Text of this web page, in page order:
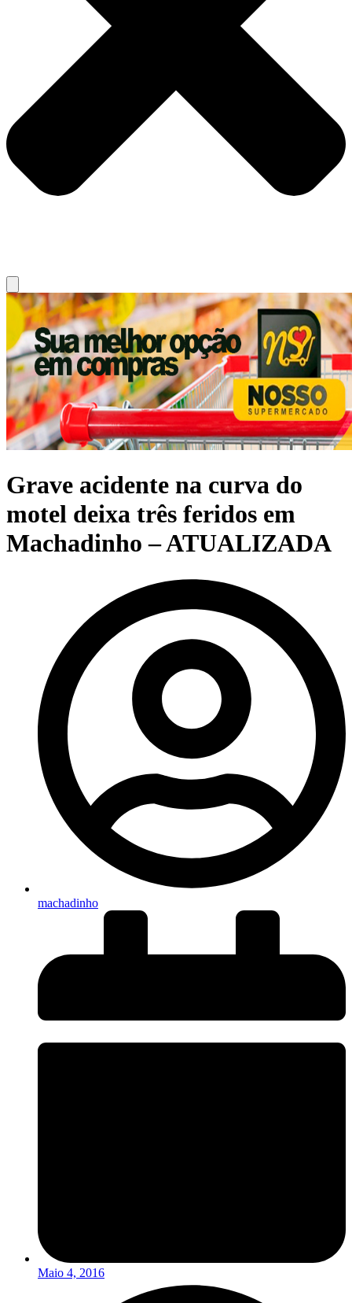
Grave acidente na curva do
motel deixa três feridos em
Machadinho – ATUALIZADA
machadinho
Maio 4, 2016